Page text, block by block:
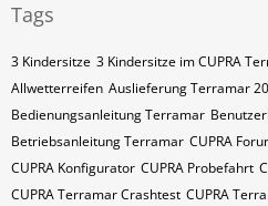
Tags
3 Kindersitze 3 Kindersitze im CUPRA
Allwetterreifen Auslieferung Terramar
Bedienungsanleitung Terramar
Betriebsanleitung Terramar CUPRA
CUPRA Konfigurator CUPRA Probefahrt
CUPRA Terramar Crashtest CUPRA